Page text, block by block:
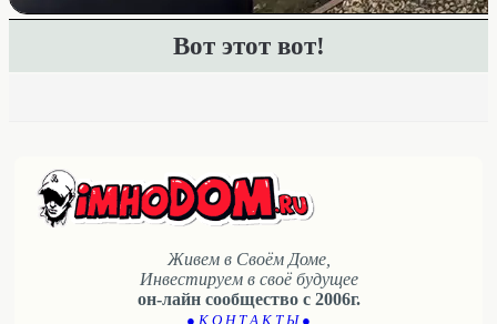
Вот этот вот!
Живем в Своём Доме,
Инвестируем в своё будущее
он-лайн сообщество с 2006г.
● К О Н Т А К Т Ы ●